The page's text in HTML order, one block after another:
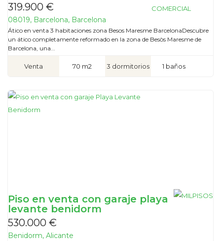
319.900 €
08019, Barcelona, Barcelona
Ático en venta 3 habitaciones zona Besos Maresme BarcelonaDescubre
un ático completamente reformado en la zona de Besòs Maresme de
Barcelona, una...
Venta 70 m2 3 dormitorios 1 baños
Piso en venta con garaje playa
levante benidorm
530.000 €
Benidorm, Alicante